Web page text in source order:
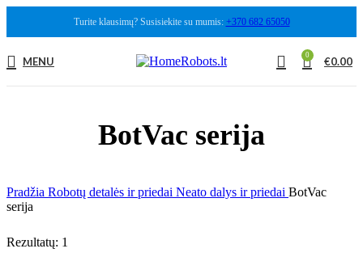
Turite klausimų? Susisiekite su mumis: +370 682 65050
MENU 0 €0.00
BotVac serija
Pradžia Robotų detalės ir priedai Neato dalys ir priedai BotVac
serija
Rezultatų: 1